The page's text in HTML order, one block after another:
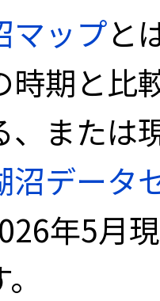
マップと
時期と比
、または
沼データ
年5月